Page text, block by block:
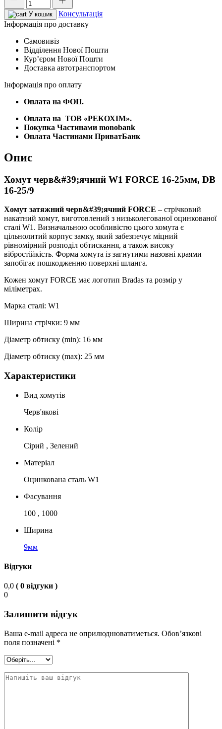
черв'ячний
W1
FORCE
25мм,
DB
16-
25/9
У кошик
Консультація
Інформація про доставку
Самовивіз
Відділення Нової Пошти
Курʼєром Нової Пошти
Доставка автотранспортом
Інформація про оплату
Оплата на ФОП.
Оплата на ТОВ «РЕКОХІМ».
Покупка Частинами monobank
Оплата Частинами ПриватБанк
Опис
Хомут черв&#39;ячний W1 FORCE 16-25мм, DB
16-25/9
Хомут затяжний черв&#39;ячний FORCE – стрічковий
накатний хомут, виготовлений з низьколегованої оцинкованої
сталі W1. Визначальною особливістю цього хомута є
цільнолитий корпус замку, який забезпечує міцний
рівномірний розподіл обтискання, а також високу
вібростійкість. Форма хомута із загнутими назовні краями
запобігає пошкодженню поверхні шланга.
Кожен хомут FORCE має логотип Bradas та розмір у
міліметрах.
Марка сталі: W1
Ширина стрічки: 9 мм
Діаметр обтиску (min): 16 мм
Діаметр обтиску (max): 25 мм
Характеристики
Вид хомутів
Черв'якові
Колір
Сірий , Зелений
Матеріал
Оцинкована сталь W1
Фасування
100 , 1000
Ширина
9мм
Відгуки
0,0 ( 0 відгуки )
0
Залишити відгук
Ваша e-mail адреса не оприлюднюватиметься. Обов’язкові
поля позначені *